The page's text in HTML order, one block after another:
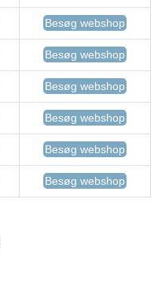
Besøg webshop
Besøg webshop
Besøg webshop
Besøg webshop
Besøg webshop
Besøg webshop